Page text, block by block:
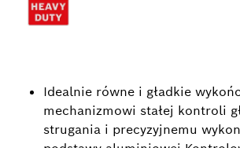
Idealnie równe i gładkie
mechanizmowi stałej kontroli
strugania i precyzyjnemu